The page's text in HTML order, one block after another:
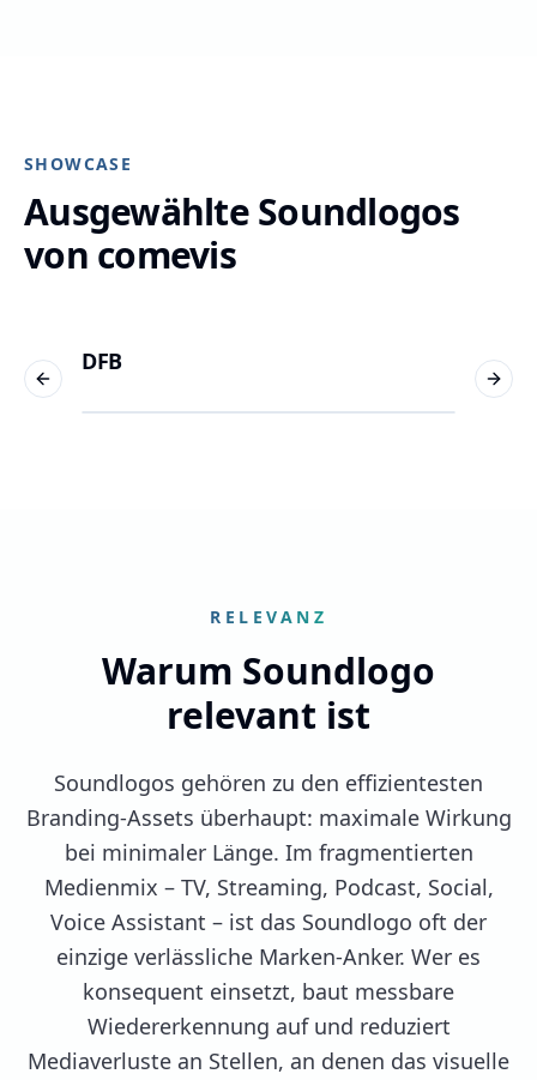
SHOWCASE
Ausgewählte Soundlogos
von comevis
DFB N-
Previous slide Next
RELEVANZ
Warum Soundlogo
relevant ist
Soundlogos gehören zu den effizientesten
Branding-Assets überhaupt: maximale Wirkung
bei minimaler Länge. Im fragmentierten
Medienmix – TV, Streaming, Podcast, Social,
Voice Assistant – ist das Soundlogo oft der
einzige verlässliche Marken-Anker. Wer es
konsequent einsetzt, baut messbare
Wiedererkennung auf und reduziert
Mediaverluste an Stellen, an denen das visuelle